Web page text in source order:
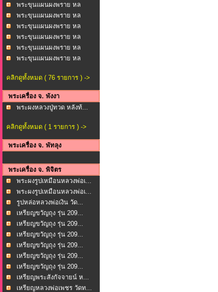
วงพ่...พระขุนแผนผงพราย หล
วงพ่...พระขุนแผนผงพราย หล
วงพ่...พระขุนแผนผงพราย หล
วงพ่...พระขุนแผนผงพราย หล
วงพ่...พระขุนแผนผงพราย หล
วงพ่...พระขุนแผนผงพราย หล
คลิกดูทั้งหมด ( 76 รายการ ) ->
พระเครื่อง จ. พังงา
พระผงหลวงปู่ทวด หลังท้...
คลิกดูทั้งหมด ( 1 รายการ ) ->
พระเครื่อง จ. พัทลุง
พระเครื่อง จ. พิจิตร
พระผงรูปเหมือนหลวงพ่อเ...
พระผงรูปเหมือนหลวงพ่อเ...
รูปหล่อหลวงพ่อเงิน วัด...
เหรียญขวัญถุง รุ่น 209...
เหรียญขวัญถุง รุ่น 209...
เหรียญขวัญถุง รุ่น 209...
เหรียญขวัญถุง รุ่น 209...
เหรียญขวัญถุง รุ่น 209...
เหรียญขวัญถุง รุ่น 209...
เหรียญพระสังกัจจายน์ ห...
เหรียญหลวงพ่อเพชร วัดท...